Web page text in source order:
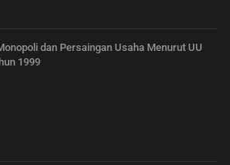
dan Persaingan Usaha Menurut UU
1999